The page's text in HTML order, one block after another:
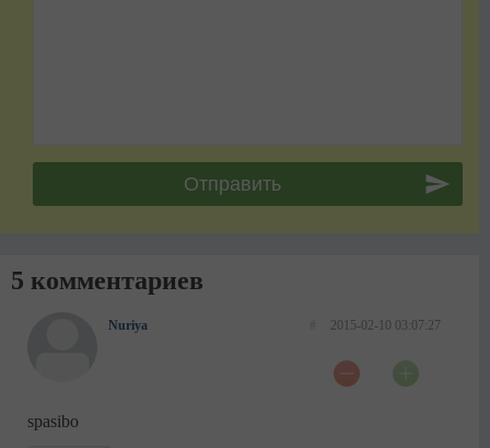
5 комментариев
Nuriya 2015-02-10 03:07:27
spasibo